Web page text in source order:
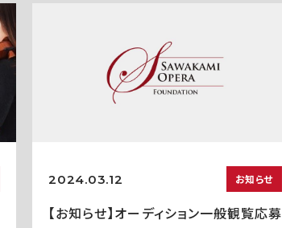
2024.03.12 お知らせ
【お知らせ】オーディション一般観覧応募